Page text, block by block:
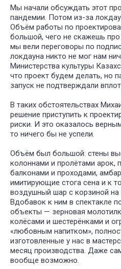
Мы начали обсуждать этот
пандемии. Потом из-за
Объём работы по
большой, чего не скажешь
мы вели переговоры по
локдауна никто не мог нам
Министерства культуры
что проект будем делать, но
запуск не подтверждали
В таких обстоятельствах
решение приступить к
риски. И это оказалось
то ничего бы не успели.
Объём был большой: стены
колоннами и пролётами арок,
балконами и проходами,
имитирующие стога сена и к
воздушный шар с корзиной на
Вдобавок к ним в спектакле
объекты — зерновая
колёсами и шестерёнками и
«любовным напитком»,
изготовленные у нас в
месяц производства. Даже
вообще возможно.